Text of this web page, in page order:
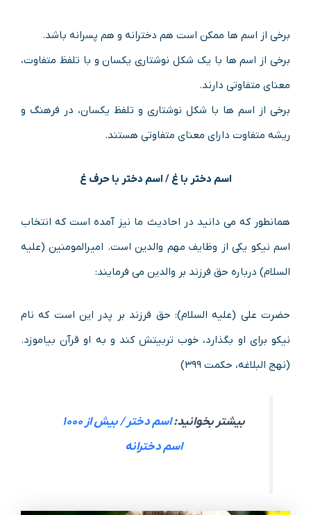
برخی از اسم ها ممکن است هم دخترانه و هم پسرانه باشد.
برخی از اسم ها با یک شکل نوشتاری یکسان و با تلفظ متفاوت،
معنای متفاوتی دارند.
برخی از اسم ها با شکل نوشتاری و تلفظ یکسان، در فرهنگ و
ریشه متفاوت دارای معنای متفاوتی هستند.
اسم دختر با غ / اسم دختر با حرف غ
همانطور که می دانید در احادیث ما نیز آمده است که انتخاب
اسم نیکو یکی از وظایف مهم والدین است. امیرالمومنین (علیه
السلام) درباره حق فرزند بر والدین می فرمایند:
حضرت علی (علیه السلام): حق فرزند بر پدر این است که نام
نیکو برای او بگذارد، خوب تربیتش کند و به او قرآن بیاموزد.
(نهج البلاغه، حکمت ۳۹۹)
بیشتر بخوانید:
اسم دختر / بیش از ۱۰۰۰
اسم دخترانه